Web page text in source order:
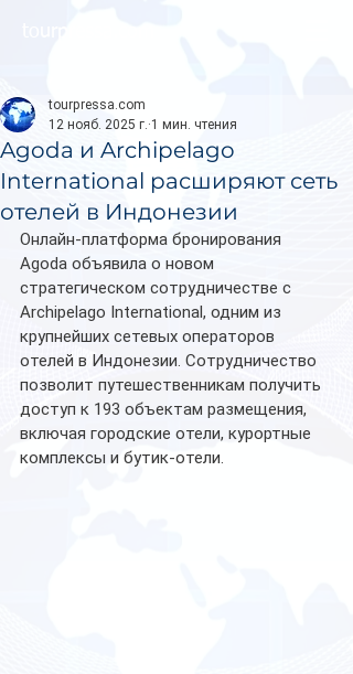
Agoda и Archipelago
International расширяют сеть
отелей в Индонезии
tourpressa.com
12 нояб. 2025 г. 1 мин. чтения
Онлайн-платформа бронирования
Agoda объявила о новом
стратегическом сотрудничестве с
Archipelago International, одним из
крупнейших сетевых операторов
отелей в Индонезии. Сотрудничество
позволит путешественникам получить
доступ к 193 объектам размещения,
включая городские отели, курортные
комплексы и бутик-отели.